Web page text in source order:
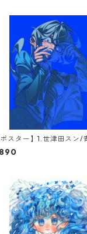
ポスター】1.世津田スン/